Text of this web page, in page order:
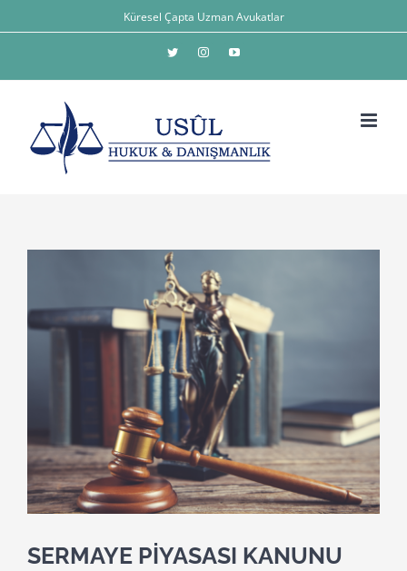
to
Küresel Çapta Uzman Avukatlar
TwitterInstagramYouTube
Image
SERMAYE PİYASASI KANUNU